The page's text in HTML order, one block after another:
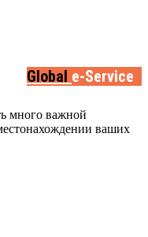
Global e-Service
много важной
ваших